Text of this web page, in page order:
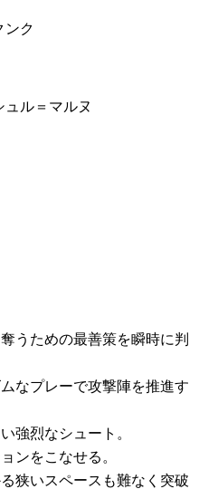
ンク
ル＝マルヌ
うための最善策を瞬時に判
なプレーで攻撃陣を推進す
強烈なシュート。
ンをこなせる。
狭いスペースも難なく突破